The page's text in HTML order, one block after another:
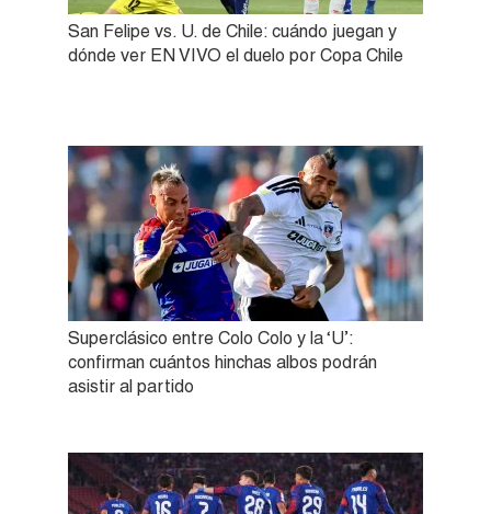
San Felipe vs. U. de Chile: cuándo juegan y
dónde ver EN VIVO el duelo por Copa Chile
Superclásico entre Colo Colo y la ‘U’:
confirman cuántos hinchas albos podrán
asistir al partido